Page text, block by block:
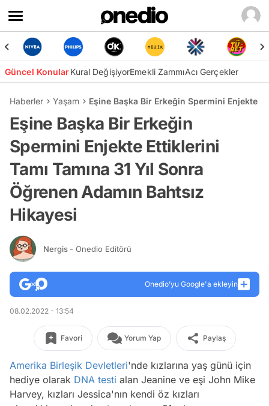
Güncel KonularKural DeğişiyorEmekli ZammıAcı Gerçekler
Haberler Yaşam Eşine Başka Bir Erkeğin Spermini Enjekte
Eşine Başka Bir Erkeğin
Spermini Enjekte Ettiklerini
Tamı Tamına 31 Yıl Sonra
Öğrenen Adamın Bahtsız
Hikayesi
Nergis - Onedio Editörü
Onedio’yu Google'a ekleyin
08.02.2022 - 13:54
Favori Yorum Yap Paylaş
Amerika Birleşik Devletleri'nde kızlarına yaş günü için
hediye olarak DNA testi alan Jeanine ve eşi John Mike
Harvey, kızları Jessica'nın kendi öz kızları